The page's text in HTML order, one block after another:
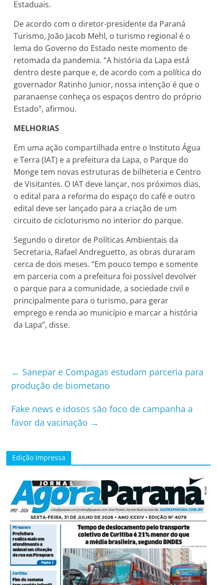
Estaduais.
De acordo com o diretor-presidente da Paraná
Turismo, João Jacob Mehl, o turismo regional é o
lema do Governo do Estado neste momento de
retomada da pandemia. “A história da Lapa está
dentro deste parque e, de acordo com a política do
governador Ratinho Junior, nossa intenção é que o
paranaense conheça os espaços dentro do próprio
Estado”, afirmou.
MELHORIAS
Em uma ação compartilhada entre o Instituto Água
e Terra (IAT) e a prefeitura da Lapa, o Parque do
Monge tem novas estruturas de bilheteria e Centro
de Visitantes. O IAT deve lançar, nos próximos dias,
o edital para a reforma do espaço do café e outro
edital deve ser lançado para a criação de um
circuito de cicloturismo no interior do parque.
Segundo o diretor de Políticas Ambientais da
Secretaria, Rafael Andreguetto, as obras duraram
cerca de dois meses. “Em pouco tempo e somente
em parceria com a prefeitura foi possível devolver
o parque para a comunidade, a sociedade civil e
principalmente para o turismo, para gerar
emprego e renda ao município e marcar a história
da Lapa”, disse.
← Sanepar e Compagas estudam parceria para
produção de biometano
Fake news e idosos são foco de campanha a
favor da vacinação →
Edição Impressa